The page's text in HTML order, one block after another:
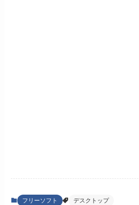
フリーソフト デスクトップ